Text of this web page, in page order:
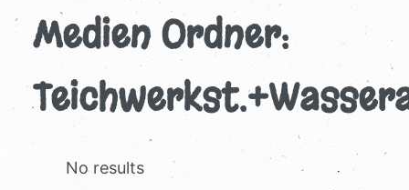
Medien Ordner:
No results